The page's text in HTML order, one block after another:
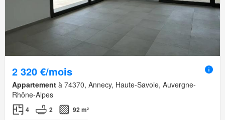
2 320 €/mois
Appartement à 74370, Annecy, Haute-Savoie, Auvergne-
Rhône-Alpes
4 2 92 m²